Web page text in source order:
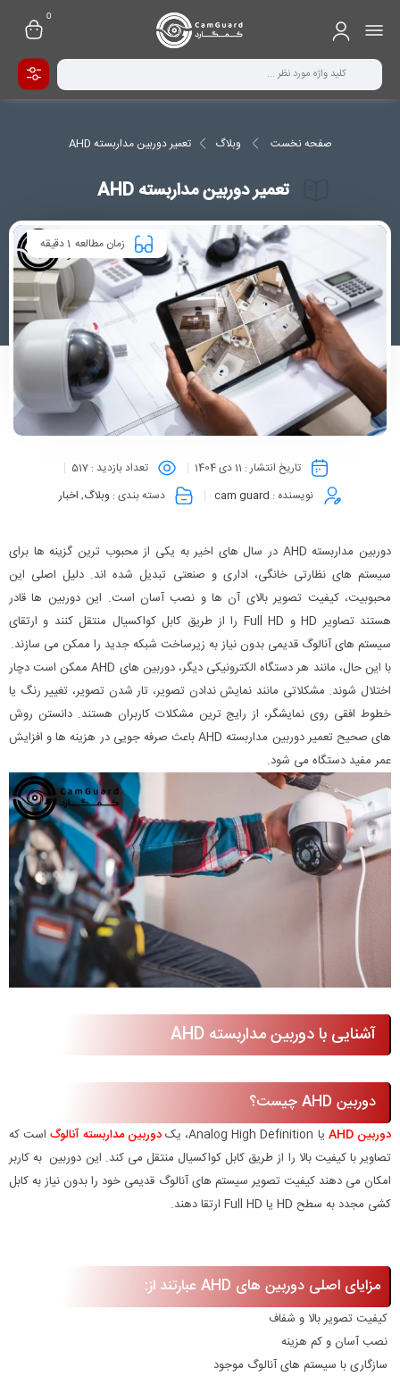
0
صفحه نخست وبلاگ تعمیر دوربین مداربسته AHD
تعمیر دوربین مداربسته AHD
زمان مطالعه 1دقیقه
تاریخ انتشار : 11 دی 1404 تعداد بازدید :517
نویسنده : cam guard دسته بندی : وبلاگ, اخبار
دوربین مداربسته AHD در سال های اخیر به یکی از محبوب ترین گزینه ها برای
سیستم های نظارتی خانگی، اداری و صنعتی تبدیل شده اند. دلیل اصلی این
محبوبیت، کیفیت تصویر بالای آن ها و نصب آسان است. این دوربین ها قادر
هستند تصاویر HD و Full HD را از طریق کابل کواکسیال منتقل کنند و ارتقای
سیستم های آنالوگ قدیمی بدون نیاز به زیرساخت شبکه جدید را ممکن می سازند.
با این حال، مانند هر دستگاه الکترونیکی دیگر، دوربین های AHD ممکن است دچار
اختلال شوند. مشکلاتی مانند نمایش ندادن تصویر، تار شدن تصویر، تغییر رنگ یا
خطوط افقی روی نمایشگر، از رایج ترین مشکلات کاربران هستند. دانستن روش
های صحیح تعمیر دوربین مداربسته AHD باعث صرفه جویی در هزینه ها و افزایش
عمر مفید دستگاه می شود.
آشنایی با دوربین مداربسته AHD
دوربین AHD چیست؟
دوربین AHD یا Analog High Definition، یک دوربین مداربسته آنالوگاست که
تصاویر با کیفیت بالا را از طریق کابل کواکسیال منتقل می کند. این دوربین به کاربر
امکان می دهند کیفیت تصویر سیستم های آنالوگ قدیمی خود را بدون نیاز به کابل
کشی مجدد به سطح HD یا Full HD ارتقا دهند.
مزایای اصلی دوربین های AHD عبارتند از:
کیفیت تصویر بالا و شفاف
نصب آسان و کم هزینه
سازگاری با سیستم های آنالوگ موجود